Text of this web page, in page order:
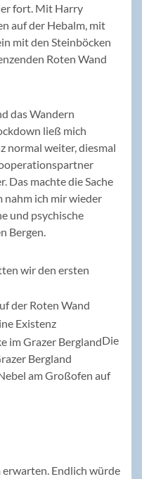
fort. Mit Harry
auf der Hebalm, mit
mit den Steinböcken
Roten Wand
das Wandern
ließ mich
normal weiter, diesmal
Das machte die Sache
nahm ich mir wieder
und psychische
Bergen.
wir den ersten
der Roten Wand
Existenz
Die
Bergland
am Großofen auf
Endlich würde